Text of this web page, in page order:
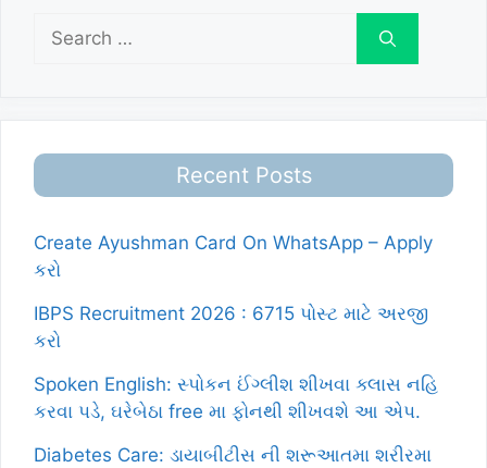
Search
for:
Recent Posts
Create Ayushman Card On WhatsApp – Apply
કરો
IBPS Recruitment 2026 : 6715 પોસ્ટ માટે અરજી
કરો
Spoken English: સ્પોકન ઈંગ્લીશ શીખવા ક્લાસ નહિ
કરવા પડે, ઘરેબેઠા free મા ફોનથી શીખવશે આ એપ.
Diabetes Care: ડાયાબીટીસ ની શરૂઆતમા શરીરમા